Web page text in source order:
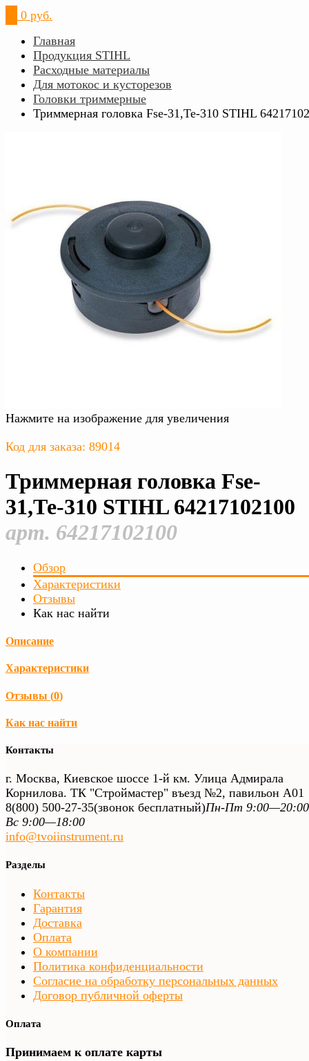
0 руб.
Главная
Продукция STIHL
Расходные материалы
Для мотокос и кусторезов
Головки триммерные
Триммерная головка Fse-31,Те-310 STIHL
Нажмите на изображение для увеличения
Код для заказа: 89014
Триммерная головка Fse-
31,Те-310 STIHL 64217102100
арт. 64217102100
Обзор
Характеристики
Отзывы
Как нас найти
Описание
Характеристики
Отзывы (0)
Как нас найти
Контакты
г. Москва, Киевское шоссе 1-й км. Улица Адмирала
Корнилова. ТК "Строймастер" въезд №2, павильон А01
8(800) 500-27-35(звонок бесплатный)Пн-Пт
Вс 9:00—18:00
info@tvoiinstrument.ru
Разделы
Контакты
Гарантия
Доставка
Оплата
О компании
Политика конфиденциальности
Согласие на обработку персональных данных
Договор публичной оферты
Оплата
Принимаем к оплате карты